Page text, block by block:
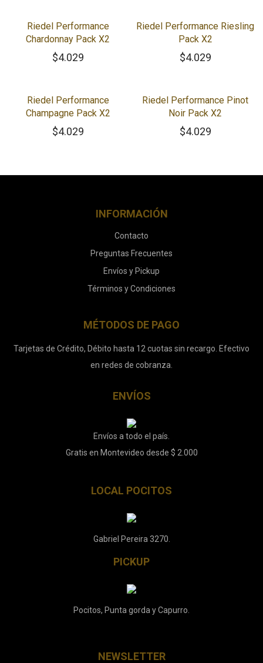
Riedel Performance
Chardonnay Pack X2
$4.029
Riedel Performance Riesling
Pack X2
$4.029
Riedel Performance
Champagne Pack X2
$4.029
Riedel Performance Pinot
Noir Pack X2
$4.029
INFORMACIÓN
Contacto
Preguntas Frecuentes
Envíos y Pickup
Términos y Condiciones
MÉTODOS DE PAGO
Tarjetas de Crédito, Débito hasta 12 cuotas sin recargo. Efectivo
en redes de cobranza.
ENVÍOS
Envíos a todo el país.
Gratis en Montevideo desde $ 2.000
LOCAL POCITOS
Gabriel Pereira 3270.
PICKUP
Pocitos, Punta gorda y Capurro.
NEWSLETTER